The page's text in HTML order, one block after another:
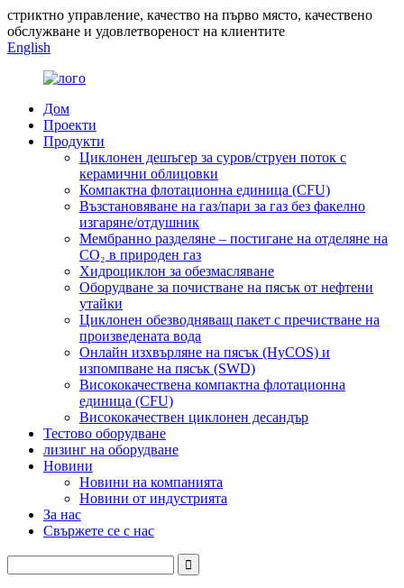
стриктно управление, качество на първо място, качествено
обслужване и удовлетвореност на клиентите
English
Дом
Проекти
Продукти
Циклонен дешъгер за суров/струен поток с
керамични облицовки
Компактна флотационна единица (CFU)
Възстановяване на газ/пари за газ без факелно
изгаряне/отдушник
Мембранно разделяне – постигане на отделяне на
CO₂ в природен газ
Хидроциклон за обезмасляване
Оборудване за почистване на пясък от нефтени
утайки
Циклонен обезводняващ пакет с пречистване на
произведената вода
Онлайн изхвърляне на пясък (HyCOS) и
изпомпване на пясък (SWD)
Висококачествена компактна флотационна
единица (CFU)
Висококачествен циклонен десандър
Тестово оборудване
лизинг на оборудване
Новини
Новини на компанията
Новини от индустрията
За нас
Свържете се с нас